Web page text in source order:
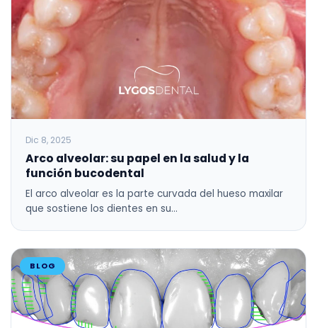
Dic 8, 2025
Arco alveolar: su papel en la salud y la
función bucodental
El arco alveolar es la parte curvada del hueso maxilar
que sostiene los dientes en su…
BLOG